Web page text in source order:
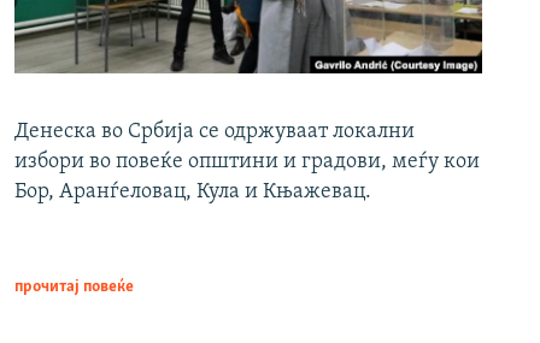
Денеска во Србија се одржуваат локални
избори во повеќе општини и градови, меѓу кои
Бор, Аранѓеловац, Кула и Књажевац.
прочитај повеќе